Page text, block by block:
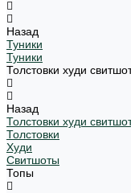
Назад
Туники
Туники
Толстовки худи
Назад
Толстовки худи
Толстовки
Худи
Свитшоты
Топы